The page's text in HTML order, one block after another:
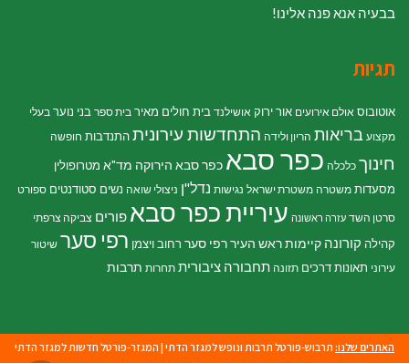
בבעיה אנא פנה אלינו!
תגיות
אוטובוס אולם אירועים אור ירוק אושילנד בית חולים מאיר בית ספר בני נוער בעלי
מקצוע בריאות הריון ולידה התחדשות עירוניתהתנדבות חופשה
חינוך כלכלה כפר סבא כפר סבא הירוקה מד"א מטרופולין
מסעדות משטרה משטרת ישראל נגישות נדל"ן ניצולי שואה נשים סטודנטים ספורט
סרטן השד עזרה ראשונה עיריית כפר סבא פורים צביקה צרפתי
קהילה קורונה קיימותראש העיר רפי סער רחוב ויצמן רפי סער שיטור
עירוני תאונות דרכים תזונה תחבורה ציבורית תחרות תרבות
האתרים שלנו: תרבוש-פורטל תרבות ונופש למגזר הדתי | המגזר-פורטל חדשות למגזר הדתי